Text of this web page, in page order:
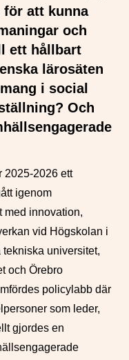
för att kunna
och
ett hållbart
lärosäten
i social
Och
2025-2026 ett
igenom
med innovation,
vid Högskolan i
universitet,
och Örebro
policylabb där
som leder,
gjordes en